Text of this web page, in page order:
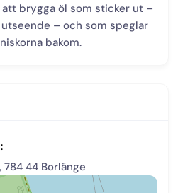
brygga öl som sticker ut –
– och som speglar
bakom.
784 44 Borlänge